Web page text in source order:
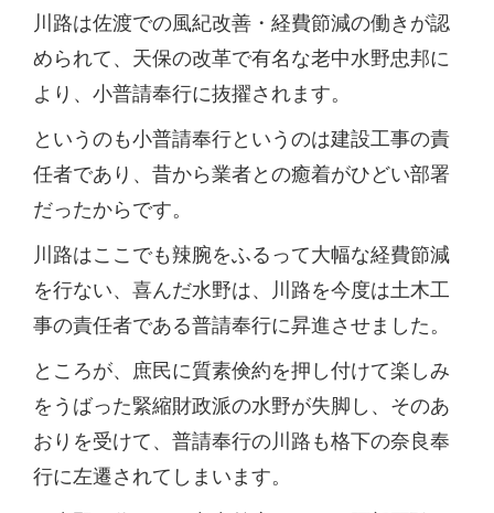
川路は佐渡での風紀改善・経費節減の働きが認
められて、天保の改革で有名な老中水野忠邦に
より、小普請奉行に抜擢されます。
というのも小普請奉行というのは建設工事の責
任者であり、昔から業者との癒着がひどい部署
だったからです。
川路はここでも辣腕をふるって大幅な経費節減
を行ない、喜んだ水野は、川路を今度は土木工
事の責任者である普請奉行に昇進させました。
ところが、庶民に質素倹約を押し付けて楽しみ
をうばった緊縮財政派の水野が失脚し、そのあ
おりを受けて、普請奉行の川路も格下の奈良奉
行に左遷されてしまいます。